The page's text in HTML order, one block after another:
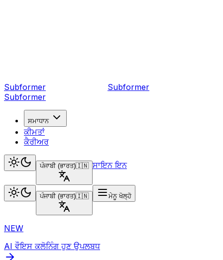
Subformer Subformer
Subformer
ਸਮਾਧਾਨ
ਕੀਮਤਾਂ
ਕੈਰੀਅਰ
ਪੰਜਾਬੀ (ਭਾਰਤ)🇮🇳 ਸਾਇਨ ਇਨ
ਪੰਜਾਬੀ (ਭਾਰਤ)🇮🇳 ਮੇਨੂ ਖੋਲ੍ਹੋ
NEW
AI ਵੌਇਸ ਕਲੋਨਿੰਗ ਹੁਣ ਉਪਲਬਧ